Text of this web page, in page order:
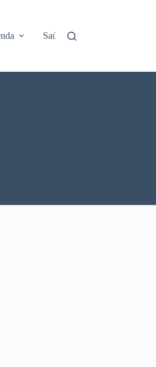
Saúde e Assistência